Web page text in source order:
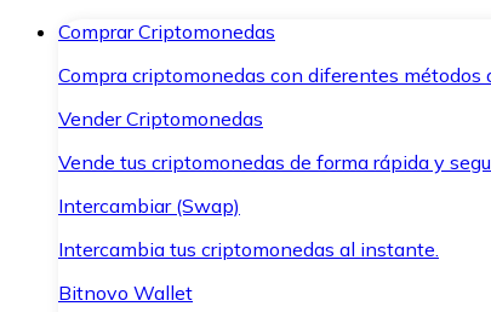
Comprar Criptomonedas
Compra criptomonedas con diferentes métodos
Vender Criptomonedas
Vende tus criptomonedas de forma rápida y
Intercambiar (Swap)
Intercambia tus criptomonedas al instante.
Bitnovo Wallet